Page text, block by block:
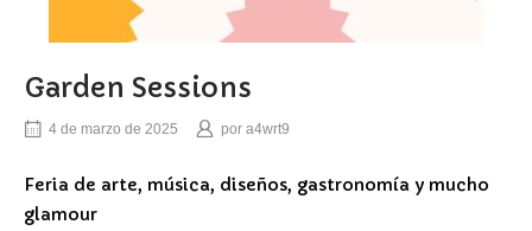
Garden Sessions
4 de marzo de 2025 por a4wrt9
Feria de arte, música, diseños, gastronomía y mucho
glamour